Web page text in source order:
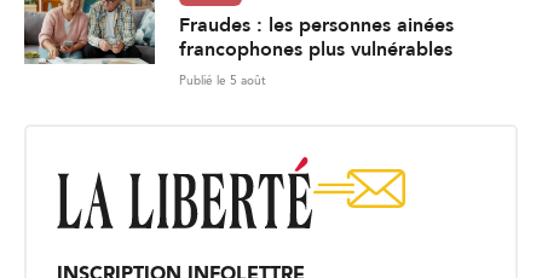
Fraudes : les personnes ainées
francophones plus vulnérables
Publié le 5 août